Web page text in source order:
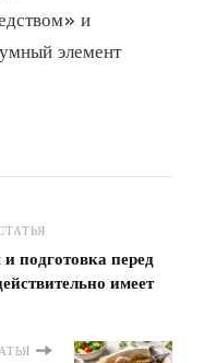
и
элемент
подготовка перед
имеет